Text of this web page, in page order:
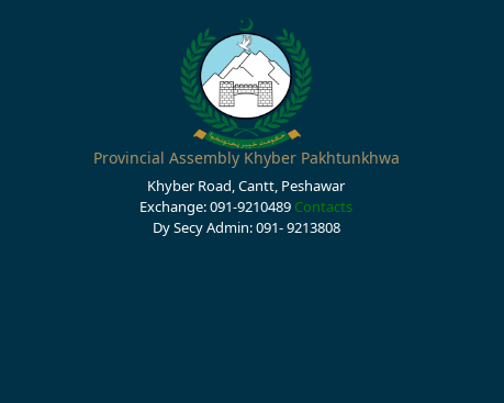
Provincial Assembly Khyber Pakhtunkhwa
Khyber Road, Cantt, Peshawar
Exchange: 091-9210489 Contacts
Dy Secy Admin: 091- 9213808